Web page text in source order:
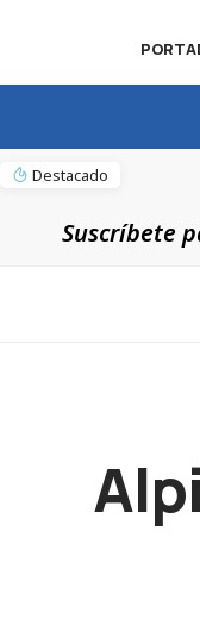
Destacado
Suscríbete